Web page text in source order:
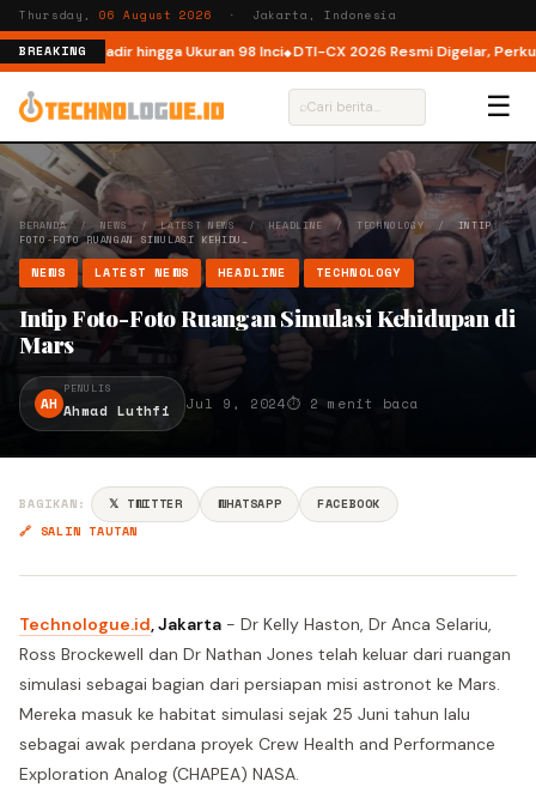
Thursday,06 August 2026 · Jakarta, Indonesia
BREAKING
Kini Hadir hingga Ukuran 98 Inci DTI-CX 2026 Resmi Digelar, Perkuat
⌕ ☰
BERANDA/ NEWS/LATEST NEWS/ HEADLINE /TECHNOLOGY/ INTIP
FOTO-FOTO RUANGAN SIMULASI KEHIDU…
NEWS LATEST NEWS HEADLINE TECHNOLOGY
Intip Foto-Foto Ruangan Simulasi Kehidupan di
Mars
AH
PENULIS
Ahmad Luthfi Jul 9, 2024⏱ 2 menit baca
BAGIKAN: 𝕏 TWITTER WHATSAPP
FACEBOOK
🔗 SALIN TAUTAN
Technologue.id, Jakarta - Dr Kelly Haston, Dr Anca Selariu,
Ross Brockewell dan Dr Nathan Jones telah keluar dari ruangan
simulasi sebagai bagian dari persiapan misi astronot ke Mars.
Mereka masuk ke habitat simulasi sejak 25 Juni tahun lalu
sebagai awak perdana proyek Crew Health and Performance
Exploration Analog (CHAPEA) NASA.